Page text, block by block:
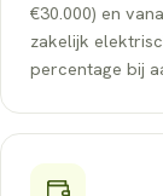
€30.000) en
zakelijk
percentage bij